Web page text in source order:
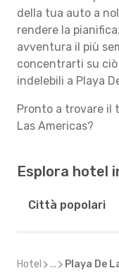
della tua auto a
rendere la
avventura il più
concentrarti su
indelebili a Playa
Pronto a trovare il
Las Americas?
Esplora hotel
Città popolari
Hotel ... Playa De